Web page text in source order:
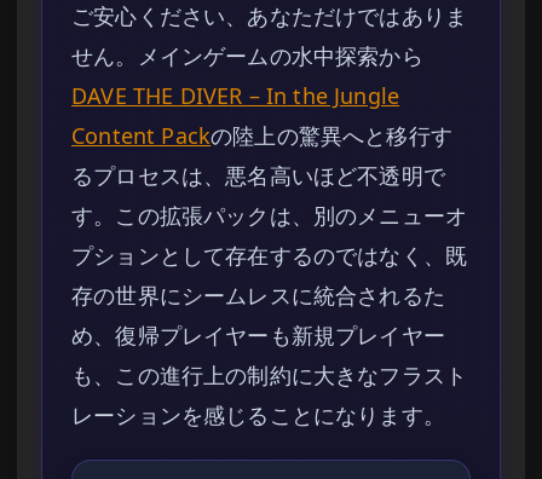
ご安心ください、あなただけではありま
せん。メインゲームの水中探索から
DAVE THE DIVER – In the Jungle
Content Packの陸上の驚異へと移行す
るプロセスは、悪名高いほど不透明で
す。この拡張パックは、別のメニューオ
プションとして存在するのではなく、既
存の世界にシームレスに統合されるた
め、復帰プレイヤーも新規プレイヤー
も、この進行上の制約に大きなフラスト
レーションを感じることになります。